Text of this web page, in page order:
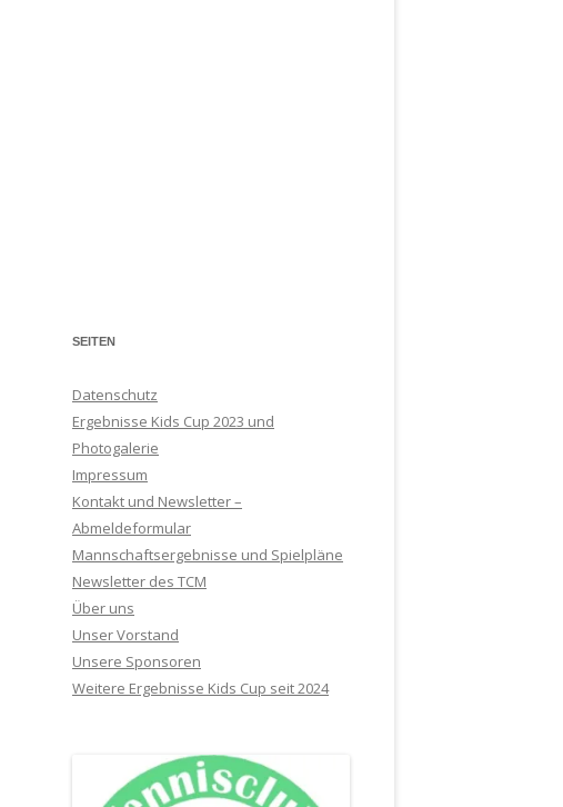
SEITEN
Datenschutz
Ergebnisse Kids Cup 2023 und
Photogalerie
Impressum
Kontakt und Newsletter –
Abmeldeformular
Mannschaftsergebnisse und Spielpläne
Newsletter des TCM
Über uns
Unser Vorstand
Unsere Sponsoren
Weitere Ergebnisse Kids Cup seit 2024